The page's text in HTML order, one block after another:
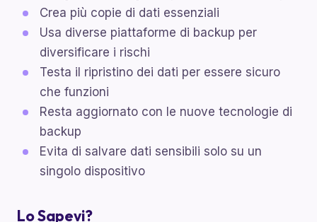
Crea più copie di dati essenziali
Usa diverse piattaforme di backup per
diversificare i rischi
Testa il ripristino dei dati per essere sicuro
che funzioni
Resta aggiornato con le nuove tecnologie di
backup
Evita di salvare dati sensibili solo su un
singolo dispositivo
Lo Sapevi?